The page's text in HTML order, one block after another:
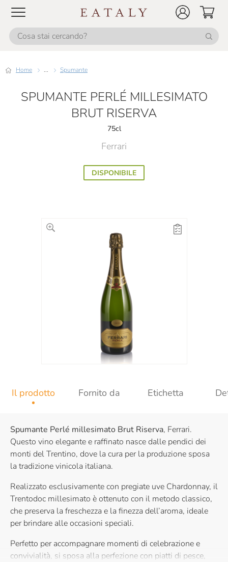
Home ... Spumante
SPUMANTE PERLÉ MILLESIMATO
BRUT RISERVA
75cl
Ferrari
DISPONIBILE
Il prodotto Fornito da Etichetta
Spumante Perlé millesimato Brut Riserva, Ferrari.
Questo vino elegante e raffinato nasce dalle pendici dei
monti del Trentino, dove la cura per la produzione sposa
la tradizione vinicola italiana.
Realizzato esclusivamente con pregiate uve Chardonnay, il
Trentodoc millesimato è ottenuto con il metodo classico,
che preserva la freschezza e la finezza dell’aroma, ideale
per brindare alle occasioni speciali.
Perfetto per accompagnare momenti di celebrazione e
convivialità, si sposa alla perfezione con piatti di pesce,